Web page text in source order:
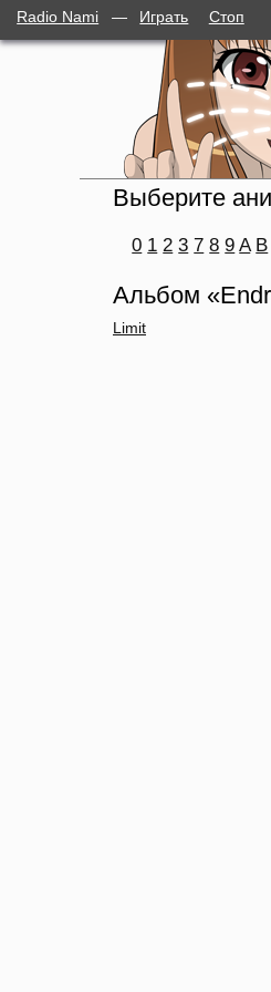
Radio Nami — Играть Стоп
Выберите
0 1 2 3 7 8 9 A B
Альбом
Limit